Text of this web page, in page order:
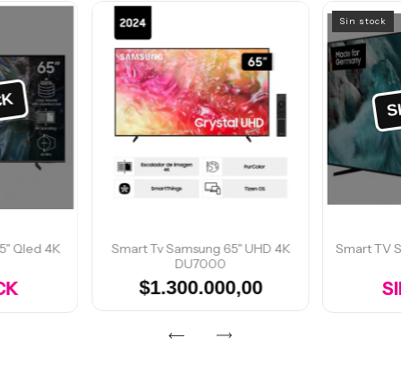
Qled 4K
Smart Tv Samsung 65" UHD 4K
DU7000
$1.300.000,00
Sin stock
Smart TV